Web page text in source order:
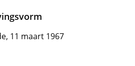
11 maart 1967